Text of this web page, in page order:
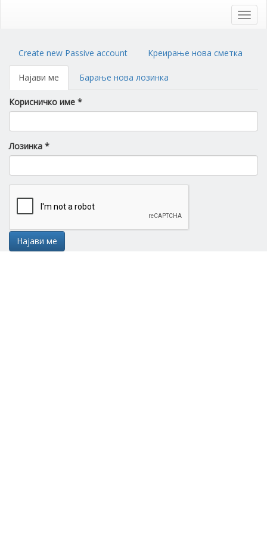
Primary
tabs
Create new Passive account Креирање нова сметка
Најави ме (activeБарање нова лозинка
Корисничко име *
Лозинка *
Најави ме